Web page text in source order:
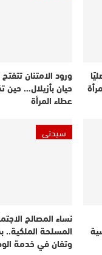
ورود الامتنان تتفتح
حيان بأزيلال… حين
عطاء المرأة
سيدتي
نساء المصالح
المسلحة الملكية..
وتفان في خدمة